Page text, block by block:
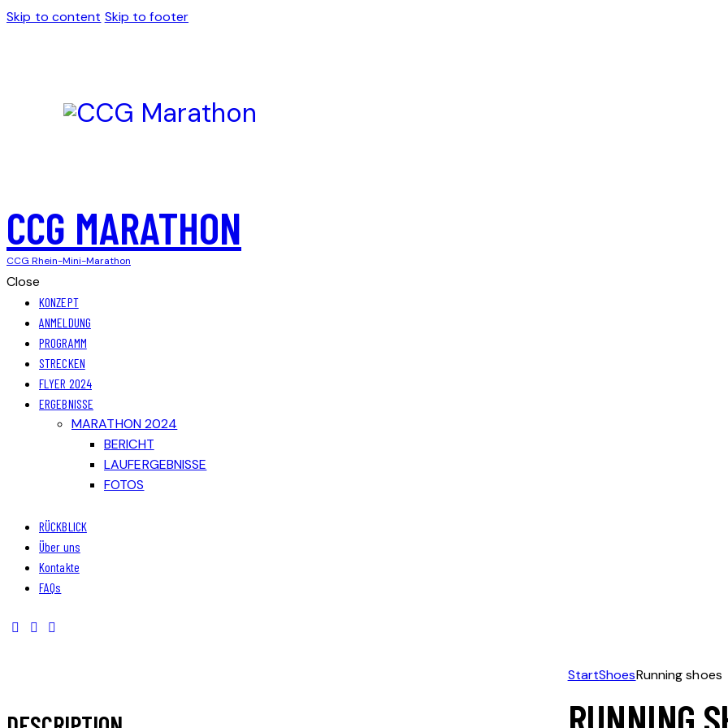
Skip to content Skip to footer
CCG MARATHON
CCG Rhein-Mini-Marathon
Close
KONZEPT
ANMELDUNG
PROGRAMM
STRECKEN
FLYER 2024
ERGEBNISSE
MARATHON 2024
BERICHT
LAUFERGEBNISSE
FOTOS
RÜCKBLICK
Über uns
Kontakte
FAQs
StartShoesRunning shoes
RUNNING